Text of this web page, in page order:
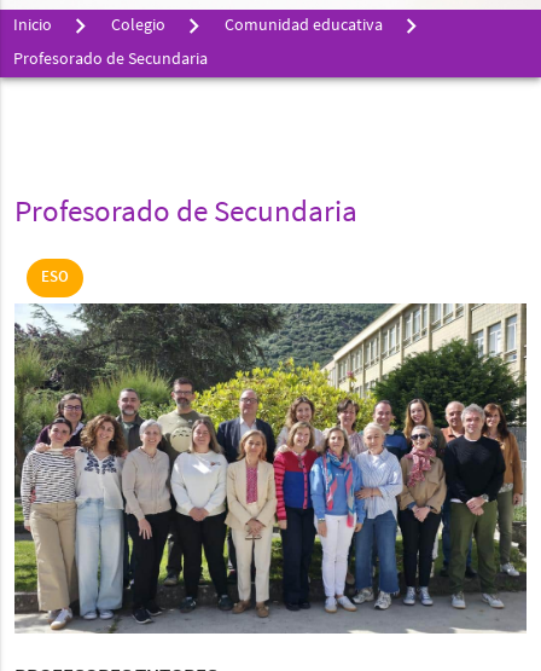
Inicio Colegio
Comunidad educativa
Profesorado de Secundaria
Profesorado de Secundaria
ESO